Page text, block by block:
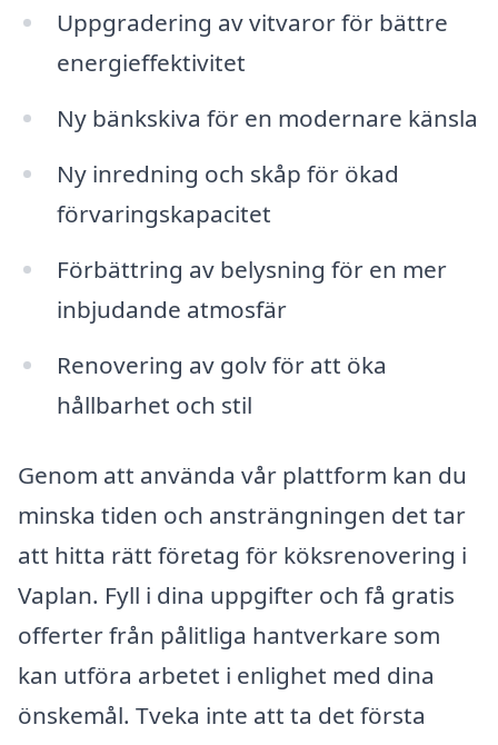
Uppgradering av vitvaror för bättre
energieffektivitet
Ny bänkskiva för en modernare känsla
Ny inredning och skåp för ökad
förvaringskapacitet
Förbättring av belysning för en mer
inbjudande atmosfär
Renovering av golv för att öka
hållbarhet och stil
Genom att använda vår plattform kan du
minska tiden och ansträngningen det tar
att hitta rätt företag för köksrenovering i
Vaplan. Fyll i dina uppgifter och få gratis
offerter från pålitliga hantverkare som
kan utföra arbetet i enlighet med dina
önskemål. Tveka inte att ta det första